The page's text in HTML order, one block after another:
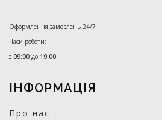
Оформлення замовлень 24/7
Часи роботи:
з 09:00 до 19:00
ІНФОРМАЦІЯ
Про нас